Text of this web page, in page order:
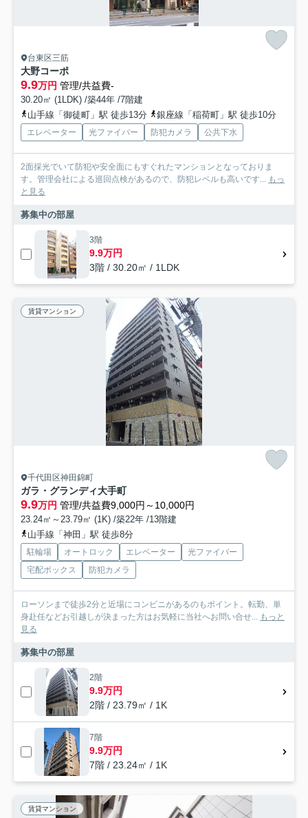
台東区三筋
大野コーポ
9.9万円 管理/共益費-
30.20㎡ (1LDK) /築44年 /7階建
山手線「御徒町」駅 徒歩13分
銀座線「稲荷町」駅 徒歩10分
エレベーター 光ファイバー 防犯カメラ 公共下水
2面採光でいて防犯や安全面にもすぐれたマンションとなっておりま
す。管理会社による巡回点検があるので、防犯レベルも高いです... もっ
と見る
募集中の部屋
3階
9.9万円
3階 / 30.20㎡ / 1LDK
賃貸マンション
千代田区神田錦町
ガラ・グランディ大手町
9.9万円 管理/共益費9,000円～10,000円
23.24㎡～23.79㎡ (1K) /築22年 /13階建
山手線「神田」駅 徒歩8分
駐輪場 オートロック エレベーター
光ファイバー
宅配ボックス
防犯カメラ
ローソンまで徒歩2分と近場にコンビニがあるのもポイント。転勤、単
身赴任などお引越しが決まった方はお気軽に当社へお問い合せ... もっと
見る
募集中の部屋
2階
9.9万円
2階 / 23.79㎡ / 1K
7階
9.9万円
7階 / 23.24㎡ / 1K
賃貸マンション